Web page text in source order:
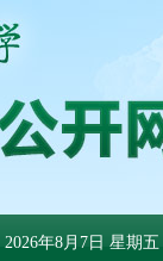
2026年8月7日 星期五